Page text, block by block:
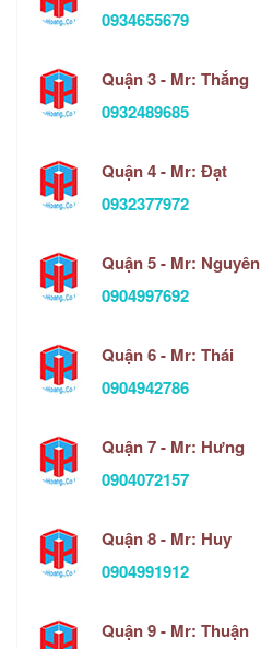
0934655679
Quận 3 - Mr: Thắng
0932489685
Quận 4 - Mr: Đạt
0932377972
Quận 5 - Mr: Nguyên
0904997692
Quận 6 - Mr: Thái
0904942786
Quận 7 - Mr: Hưng
0904072157
Quận 8 - Mr: Huy
0904991912
Quận 9 - Mr: Thuận